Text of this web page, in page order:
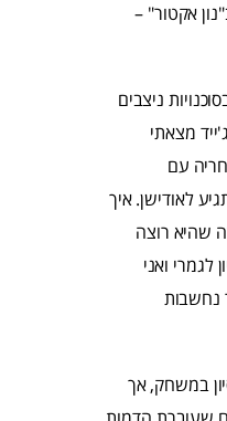
אקטור" –
ניצבים
מצאתי
עם
לאודישן. איך
שהיא רוצה
לגמרי ואני
נחשבות
אין ניסיון במשחק, אך